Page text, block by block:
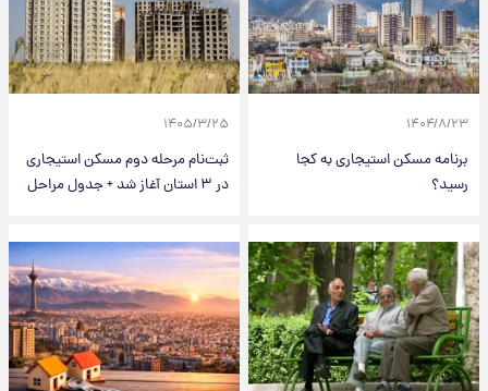
۱۴۰۴/۸/۲۳
برنامه مسکن استیجاری به کجا
رسید؟
۱۴۰۵/۳/۲۵
ثبت‌نام مرحله دوم مسکن استیجاری
در ۳ استان آغاز شد + جدول مراحل